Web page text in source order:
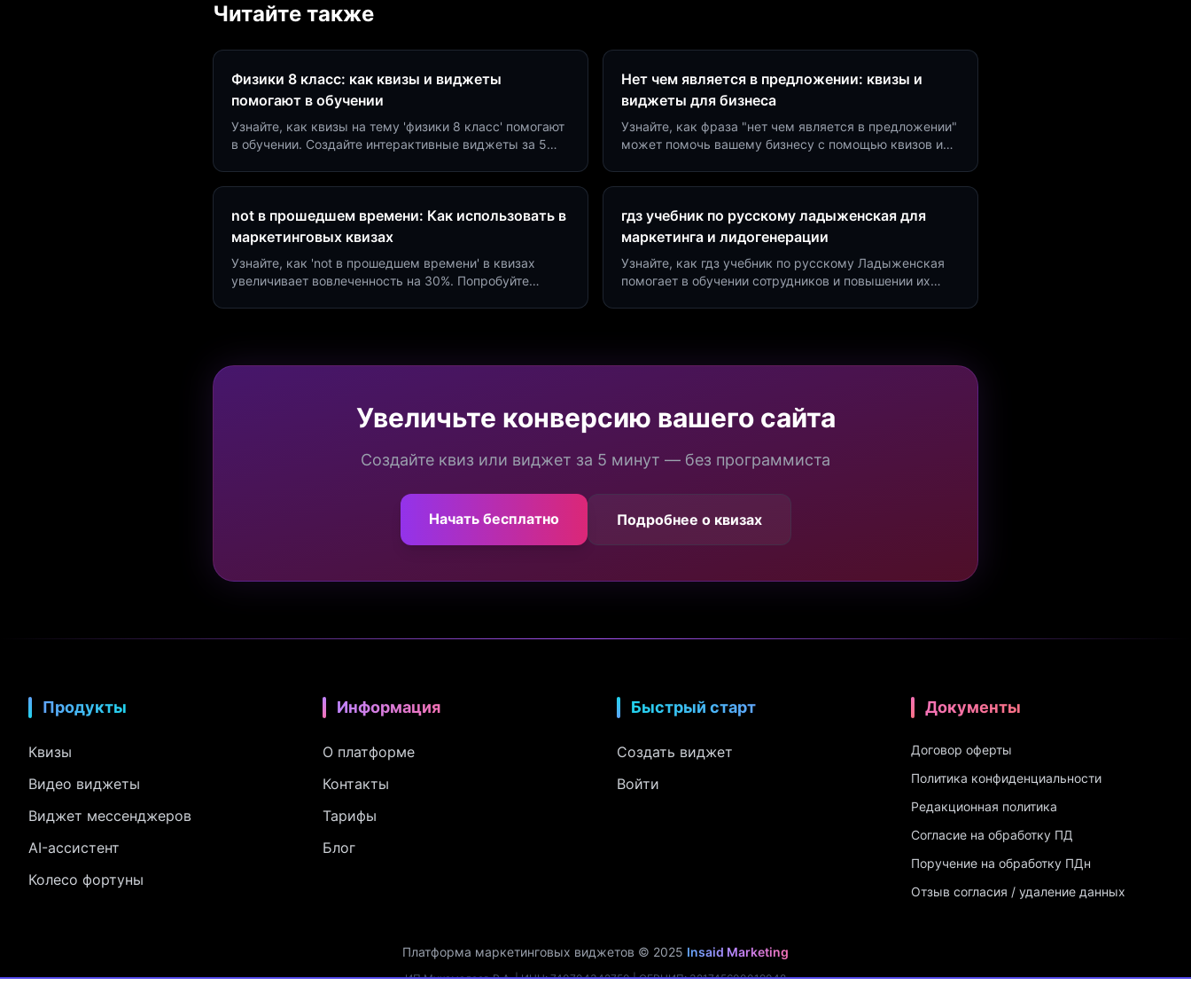
Читайте также
Физики 8 класс: как квизы и виджеты
помогают в обучении
Узнайте, как квизы на тему 'физики 8 класс' помогают
в обучении. Создайте интерактивные виджеты за 5
Нет чем является в предложении: квизы и
виджеты для бизнеса
Узнайте, как фраза "нет чем является в предложении"
может помочь вашему бизнесу с помощью квизов и
not в прошедшем времени: Как использовать в
маркетинговых квизах
Узнайте, как 'not в прошедшем времени' в квизах
увеличивает вовлеченность на 30%. Попробуйте
гдз учебник по русскому ладыженская для
маркетинга и лидогенерации
Узнайте, как гдз учебник по русскому Ладыженская
помогает в обучении сотрудников и повышении их
Увеличьте конверсию вашего сайта
Создайте квиз или виджет за 5 минут — без программиста
Начать бесплатно Подробнее о квизах
Продукты
Квизы
Видео виджеты
Виджет мессенджеров
AI-ассистент
Колесо фортуны
Информация
О платформе
Контакты
Тарифы
Блог
Быстрый старт
Создать виджет
Войти
Документы
Договор оферты
Политика конфиденциальности
Редакционная политика
Согласие на обработку ПД
Поручение на обработку ПДн
Отзыв согласия / удаление данных
Платформа маркетинговых виджетов © 2025 Insaid Marketing
ИП Мухамадеев Р.А. | ИНН: 740704342750 | ОГРНИП: 321745600019048